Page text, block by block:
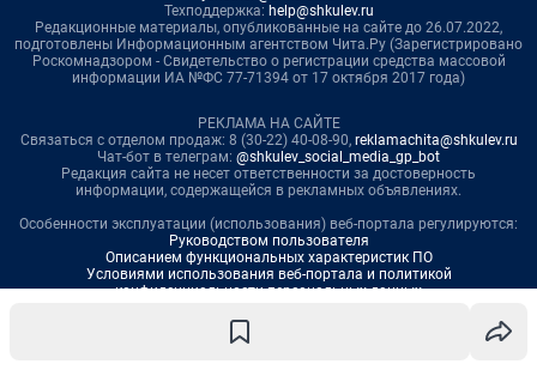
Техподдержка: help@shkulev.ru
Редакционные материалы, опубликованные на сайте до 26.07.2022,
подготовлены Информационным агентством Чита.Ру (Зарегистрировано
Роскомнадзором - Свидетельство о регистрации средства массовой
информации ИА №ФС 77-71394 от 17 октября 2017 года)
РЕКЛАМА НА САЙТЕ
Связаться с отделом продаж: 8 (30-22) 40-08-90, reklamachita@shkulev.ru
Чат-бот в телеграм: @shkulev_social_media_gp_bot
Редакция сайта не несет ответственности за достоверность
информации, содержащейся в рекламных объявлениях.
Особенности эксплуатации (использования) веб-портала регулируются:
Руководством пользователя
Описанием функциональных характеристик ПО
Условиями использования веб-портала и политикой
конфиденциальности персональных данных
Веб-портал распространяется в виде интернет-сервиса, специальные
действия по установке на стороне пользователя не требуются